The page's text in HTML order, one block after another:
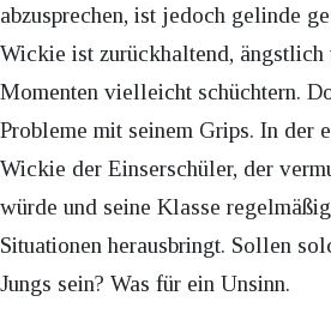
abzusprechen, ist jedoch gelinde
Wickie ist zurückhaltend, ängstlich
Momenten vielleicht schüchtern.
Probleme mit seinem Grips. In der
Wickie der Einserschüler, der
würde und seine Klasse
Situationen herausbringt. Sollen
Jungs sein? Was für ein Unsinn.